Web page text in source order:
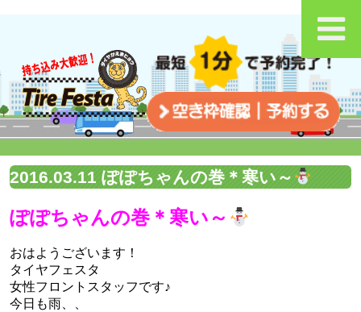
2016.03.11 ぽぽちゃんの巻＊寒い～
ぽぽちゃんの巻＊寒い～
おはようございます！
タイヤフェスタ
女性フロントスタッフです♪
今日も雨、、